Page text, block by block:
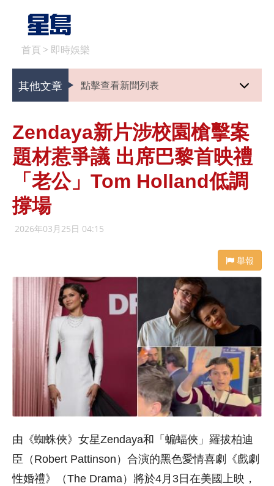
首頁 > 即時娛樂
其他文章 點擊查看新聞列表
Zendaya新片涉校園槍擊案
題材惹爭議 出席巴黎首映禮
「老公」Tom Holland低調
撐場
2026年03月25日 04:15
舉報
由《蜘蛛俠》女星Zendaya和「蝙蝠俠」羅拔柏迪
臣（Robert Pattinson）合演的黑色愛情喜劇《戲劇
性婚禮》（The Drama）將於4月3日在美國上映，